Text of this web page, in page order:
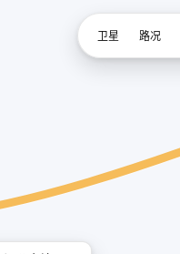
卫星 路况